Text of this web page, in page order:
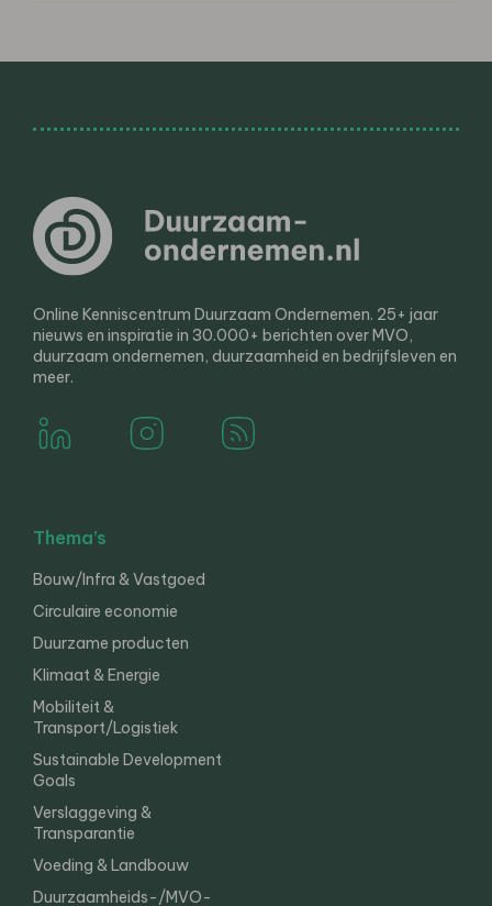
Online Kenniscentrum Duurzaam Ondernemen. 25+ jaar
nieuws en inspiratie in 30.000+ berichten over MVO,
duurzaam ondernemen, duurzaamheid en bedrijfsleven en
meer.
Thema’s
Bouw/Infra & Vastgoed
Circulaire economie
Duurzame producten
Klimaat & Energie
Mobiliteit &
Transport/Logistiek
Sustainable Development
Goals
Verslaggeving &
Transparantie
Voeding & Landbouw
Duurzaamheids-/MVO-